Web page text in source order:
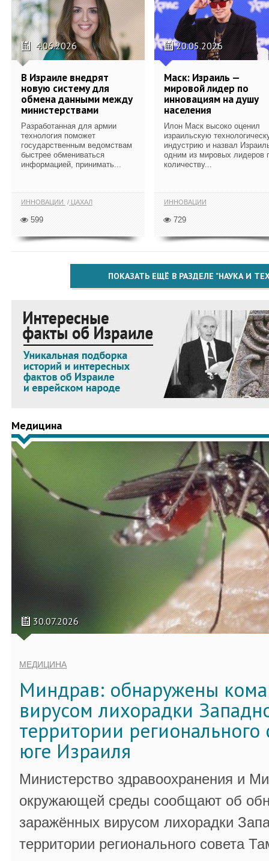
4.06.2026
В Израиле внедрят
новую систему для
обмена данными между
министерствами
Разработанная для армии
технология поможет
государственным ведомствам
быстрее обмениваться
информацией, принимать...
ИННОВАЦИИ ЦАХАЛ
599
20.05.2026
Маск: Израиль —
мировой лидер по
инновациям на душу
населения
Илон Маск высоко оценил
израильскую
индустрию и назвал
одним из мировых лидеров
количеству...
ИННОВАЦИИ
729
ПОКАЗАТЬ ЕЩЁ В РАЗДЕЛЕ "НАУКА И
Медицина
30.07.2026
МЕДИЦИНА
Миндрав: обнаружены
вирусом лихорадки
территории регионального
юге Израиля
Министерство здравоохранения и
окружающей среды сообщают об
заражённых вирусом лихорадки
территории регионального совета